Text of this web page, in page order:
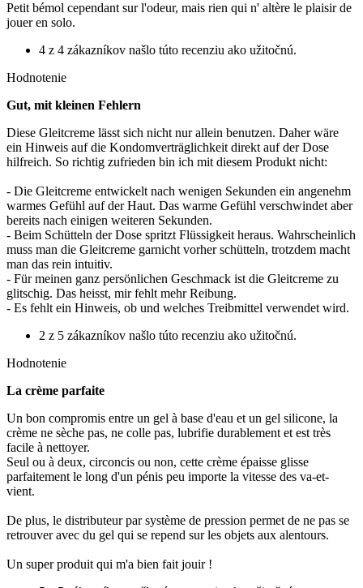
Petit bémol cependant sur l'odeur, mais rien qui n' altère le plaisir de
jouer en solo.
4 z 4 zákazníkov našlo túto recenziu ako užitočnú.
Hodnotenie
Gut, mit kleinen Fehlern
Diese Gleitcreme lässt sich nicht nur allein benutzen. Daher wäre
ein Hinweis auf die Kondomverträglichkeit direkt auf der Dose
hilfreich. So richtig zufrieden bin ich mit diesem Produkt nicht:
- Die Gleitcreme entwickelt nach wenigen Sekunden ein angenehm
warmes Gefühl auf der Haut. Das warme Gefühl verschwindet aber
bereits nach einigen weiteren Sekunden.
- Beim Schütteln der Dose spritzt Flüssigkeit heraus. Wahrscheinlich
muss man die Gleitcreme garnicht vorher schütteln, trotzdem macht
man das rein intuitiv.
- Für meinen ganz persönlichen Geschmack ist die Gleitcreme zu
glitschig. Das heisst, mir fehlt mehr Reibung.
- Es fehlt ein Hinweis, ob und welches Treibmittel verwendet wird.
2 z 5 zákazníkov našlo túto recenziu ako užitočnú.
Hodnotenie
La crème parfaite
Un bon compromis entre un gel à base d'eau et un gel silicone, la
crème ne sèche pas, ne colle pas, lubrifie durablement et est très
facile à nettoyer.
Seul ou à deux, circoncis ou non, cette crème épaisse glisse
parfaitement le long d'un pénis peu importe la vitesse des va-et-
vient.
De plus, le distributeur par système de pression permet de ne pas se
retrouver avec du gel qui se repend sur les objets aux alentours.
Un super produit qui m'a bien fait jouir !